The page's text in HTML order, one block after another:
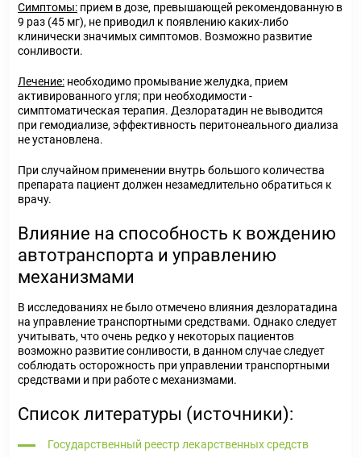
Симптомы: прием в дозе, превышающей рекомендованную в
9 раз (45 мг), не приводил к появлению каких-либо
клинически значимых симптомов. Возможно развитие
сонливости.
Лечение: необходимо промывание желудка, прием
активированного угля; при необходимости -
симптоматическая терапия. Дезлоратадин не выводится
при гемодиализе, эффективность перитонеального диализа
не установлена.
При случайном применении внутрь большого количества
препарата пациент должен незамедлительно обратиться к
врачу.
Влияние на способность к вождению
автотранспорта и управлению
механизмами
В исследованиях не было отмечено влияния дезлоратадина
на управление транспортными средствами. Однако следует
учитывать, что очень редко у некоторых пациентов
возможно развитие сонливости, в данном случае следует
соблюдать осторожность при управлении транспортными
средствами и при работе с механизмами.
Список литературы (источники):
Государственный реестр лекарственных средств